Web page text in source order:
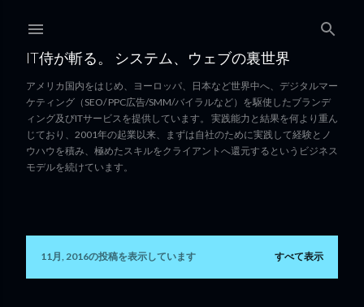
スキップしてメイン コンテンツに移動
IT侍が斬る。 システム、ウェブの裏世界
アメリカ国内をはじめ、ヨーロッパ、日本など世界中へ、デジタルマー
ケティング（SEO/ PPC広告/SMM/バイラルなど）を駆使したブランデ
ィング及びITサービスを提供しています。 実践能力と結果を何より重ん
じており、2001年の起業以来、まずは自社のために実践して経験とノ
ウハウを積み、極めたスキルをクライアントへ還元するというビジネス
モデルを続けています。
11月, 2016の投稿を表示しています すべて表示